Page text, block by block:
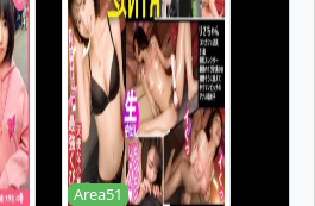
Area51